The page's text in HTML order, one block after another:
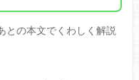
との本文でくわしく解説